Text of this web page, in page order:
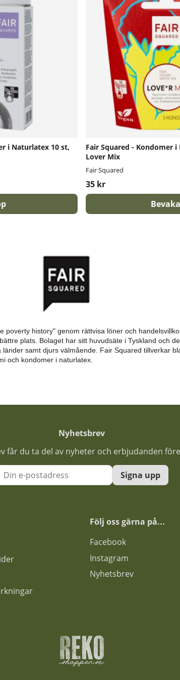
i Naturlatex 10 st,
Fair Squared - Kondomer
Lover Mix
Fair Squared
35 kr
Bevaka
history" genom rättvisa löner och
plats. Bolaget har sitt huvudsäte i Tyskland och
samt djurs välmående. Fair Squared tillverkar
och kondomer i naturlatex.
Nyhetsbrev
får du ta del av nyheter och erbjudanden
Signa upp
Följ oss gärna på...
Facebook
Instagram
Nyhetsbrev